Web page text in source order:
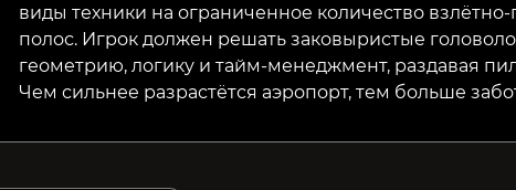
виды техники на ограниченное количество
полос. Игрок должен решать заковыристые
геометрию, логику и тайм-менеджмент, раздавая
Чем сильнее разрастётся аэропорт, тем больше